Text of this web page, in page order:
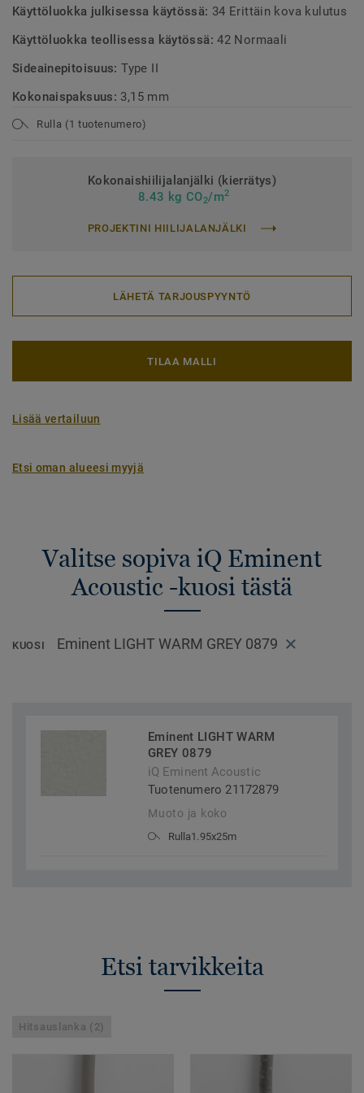
Käyttöluokka julkisessa käytössä: 34 Erittäin kova kulutus
Käyttöluokka teollisessa käytössä:42 Normaali
Sideainepitoisuus:Type II
Kokonaispaksuus: 3,15 mm
Rulla (1 tuotenumero)
Kokonaishiilijalanjälki (kierrätys)
8.43 kg CO2/m2
PROJEKTINI HIILIJALANJÄLKI
LÄHETÄ TARJOUSPYYNTÖ
TILAA MALLI
Lisää vertailuun
Etsi oman alueesi myyjä
Valitse sopiva iQ Eminent
Acoustic -kuosi tästä
KUOSI Eminent LIGHT WARM GREY 0879
Eminent LIGHT WARM
GREY 0879
iQ Eminent Acoustic
Tuotenumero 21172879
Muoto ja koko
Rulla1.95x25m
Etsi tarvikkeita
Hitsauslanka (2)